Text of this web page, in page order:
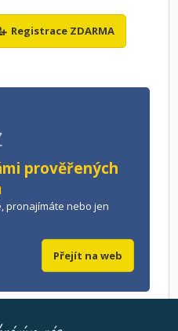
Registrace ZDARMA
prověřených
pronajímáte nebo jen
Přejít na web